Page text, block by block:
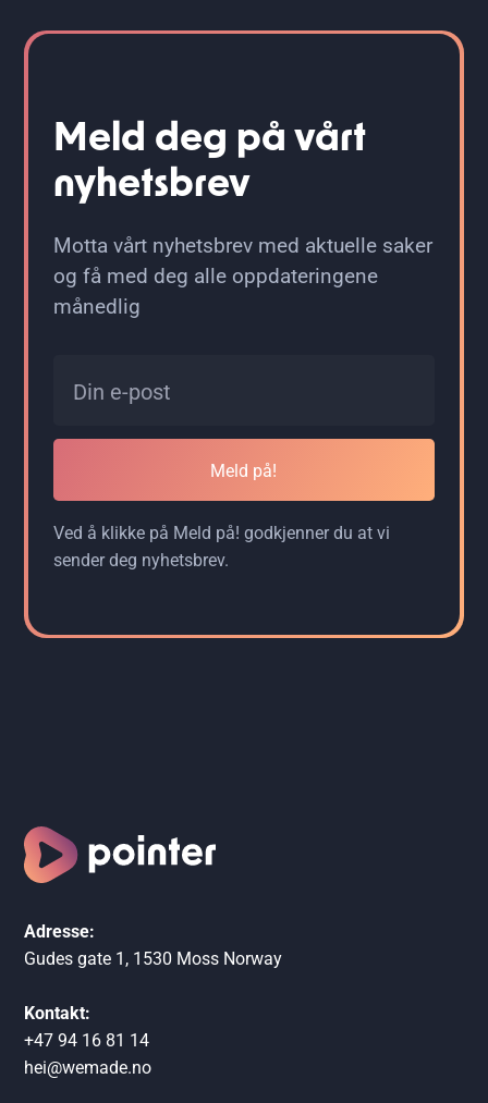
Meld deg på vårt
nyhetsbrev
Motta vårt nyhetsbrev med aktuelle saker
og få med deg alle oppdateringene
månedlig
Meld på!
Ved å klikke på Meld på! godkjenner du at vi
sender deg nyhetsbrev.
Adresse:
Gudes gate 1, 1530 Moss Norway
Kontakt:
+47 94 16 81 14
hei@wemade.no